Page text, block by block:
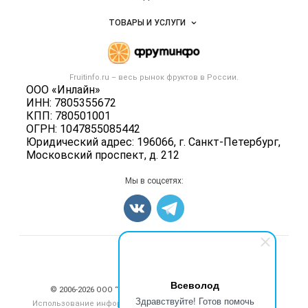
Всеволод
Здравствуйте! Готов помочь
Fruitinfo.ru – весь рынок фруктов в России.
ООО «Инлайн»
ИНН: 7805355672
КПП: 780501001
ОГРН: 1047855085442
Юридический адрес: 196066, г. Санкт-Петербург,
Московский проспект, д. 212
Размещение рекламы
Публичная оферта
Контактная информация
Политика обработки персональных данных
Объявления
Новости рынка
ТОВАРЫ И УСЛУГИ
Готовая продукция
Фрукты
Грибы
Оборудование
Карта объявлений
Мы в соцсетях:
© 2006‑2026 ООО “Инлайн”. 12+ Все права защищены.
Использование информации, размещенной на данном сайте,